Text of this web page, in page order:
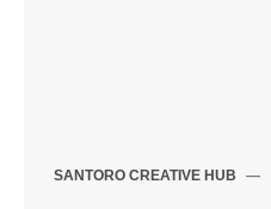
SANTORO CREATIVE HUB —